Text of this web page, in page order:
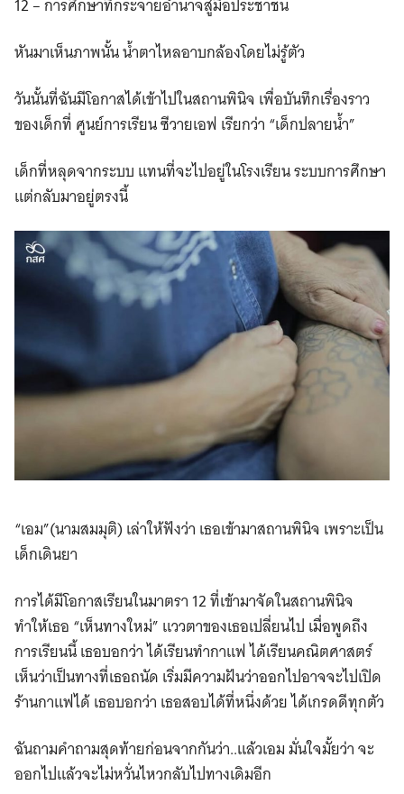
หันมาเห็นภาพนั้น น้ำตาไหลอาบกล้องโดยไม่รู้ตัว
วันนั้นที่ฉันมีโอกาสได้เข้าไปในสถานพินิจ เพื่อบันทึกเรื่องราว
ของเด็กที่ ศูนย์การเรียน ซีวายเอฟ เรียกว่า “เด็กปลายน้ำ”
เด็กที่หลุดจากระบบ แทนที่จะไปอยู่ในโรงเรียน ระบบการศึกษา
แต่กลับมาอยู่ตรงนี้
“เอม”​(นามสมมุติ) เล่าให้ฟังว่า เธอเข้ามาสถานพินิจ เพราะเป็น
เด็กเดินยา
การได้มีโอกาสเรียนในมาตรา 12 ที่เข้ามาจัดในสถานพินิจ
ทำให้เธอ “เห็นทางใหม่” แววตาของเธอเปลี่ยนไป เมื่อพูดถึง
การเรียนนี้ เธอบอกว่า ได้เรียนทำกาแฟ ได้เรียนคณิตศาสตร์
เห็นว่าเป็นทางที่เธอถนัด เริ่มมีความฝันว่าออกไปอาจจะไปเปิด
ร้านกาแฟได้ เธอบอกว่า เธอสอบได้ที่หนึ่งด้วย ได้เกรดดีทุกตัว
ฉันถามคำถามสุดท้ายก่อนจากกันว่า..แล้วเอม มั่นใจมั้ยว่า จะ
ออกไปแล้วจะไม่หวั่นไหวกลับไปทางเดิมอีก